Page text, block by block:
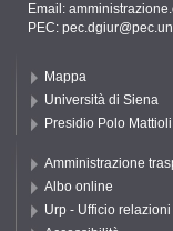
Email:
PEC:
Mappa
Università di Siena
Presidio Polo Mattioli
Amministrazione
Albo online
Urp - Ufficio